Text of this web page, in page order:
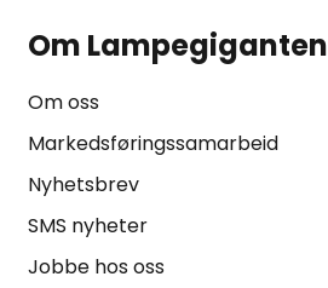
Om Lampegiganten
Om oss
Markedsføringssamarbeid
Nyhetsbrev
SMS nyheter
Jobbe hos oss